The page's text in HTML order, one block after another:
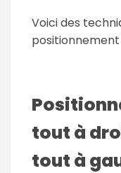
Voici des
tout à
tout à